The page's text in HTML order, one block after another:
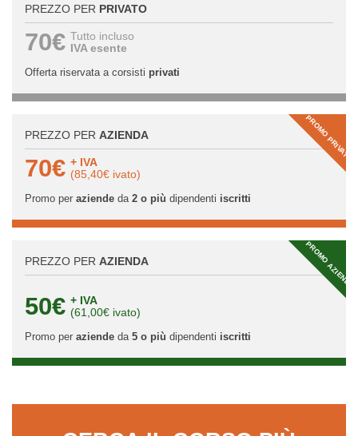
PREZZO PER PRIVATO
70€ Tutto incluso
IVA esente
Offerta riservata a corsisti privati
PROMO PRIVATI
PREZZO PER AZIENDA
70€ + IVA
(85,40€ ivato)
Promo per aziendeda 2 o più dipendenti iscritti
PROMO AZIENDA
PREZZO PER AZIENDA
50€ + IVA
(61,00€ ivato)
Promo per aziendeda 5 o più dipendenti iscritti